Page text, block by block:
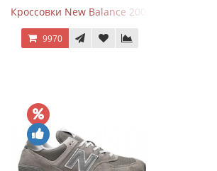
Кроссовки New Balance 2002R Protection
9970